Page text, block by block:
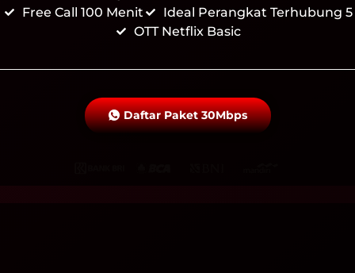
Free Call 100 Menit
Ideal Perangkat Terhubung 5
OTT Netflix Basic
Daftar Paket 30Mbps